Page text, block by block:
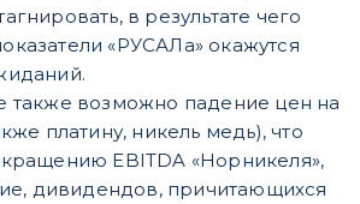
в результате чего
«РУСАЛа» окажутся
также возможно падение цен на
платину, никель медь), что
EBITDA «Норникеля»,
дивидендов, причитающихся